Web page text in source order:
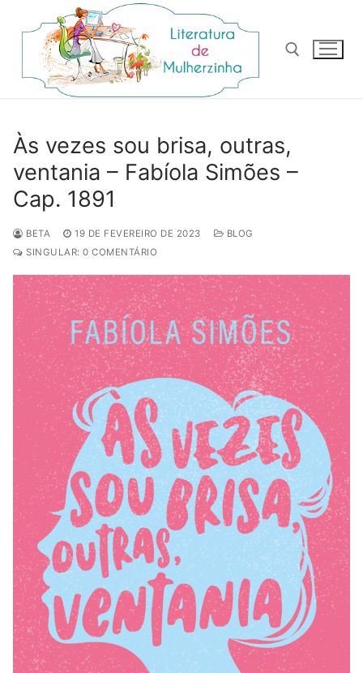
para
conteúdo
Às vezes sou brisa, outras,
ventania – Fabíola Simões –
Cap. 1891
BETA 19 DE FEVEREIRO DE 2023
BLOG
SINGULAR: 0 COMENTÁRIO